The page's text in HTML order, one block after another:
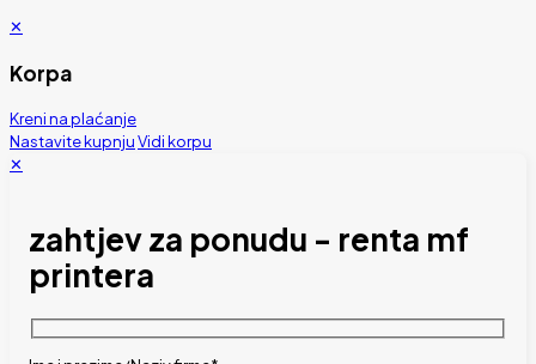
✕
Korpa
Kreni na plaćanje
Nastavite kupnjuVidi korpu
✕
zahtjev za ponudu - renta mf
printera